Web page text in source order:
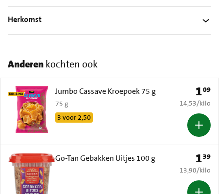
Herkomst
Anderenkochten ook
Jumbo Cassave Kroepoek 75 g
75 g
3 voor 2,50
Prijs:
109
€ 14,53 per
14,53/kilo
Go-Tan Gebakken Uitjes 100 g Prijs:
139
€ 13,90 per
13,90/kilo